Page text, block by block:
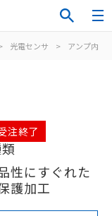
光電センサ > アンプ内蔵
注終了
性にすぐれた
護加工